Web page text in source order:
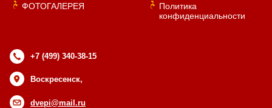
ФОТОГАЛЕРЕЯ
Политика
конфиденциальности
+7 (499) 340-38-15
Воскресенск,
dvepi@mail.ru